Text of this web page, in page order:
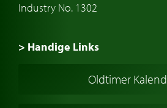
Industry No. 1302
> Handige Links
Oldtimer